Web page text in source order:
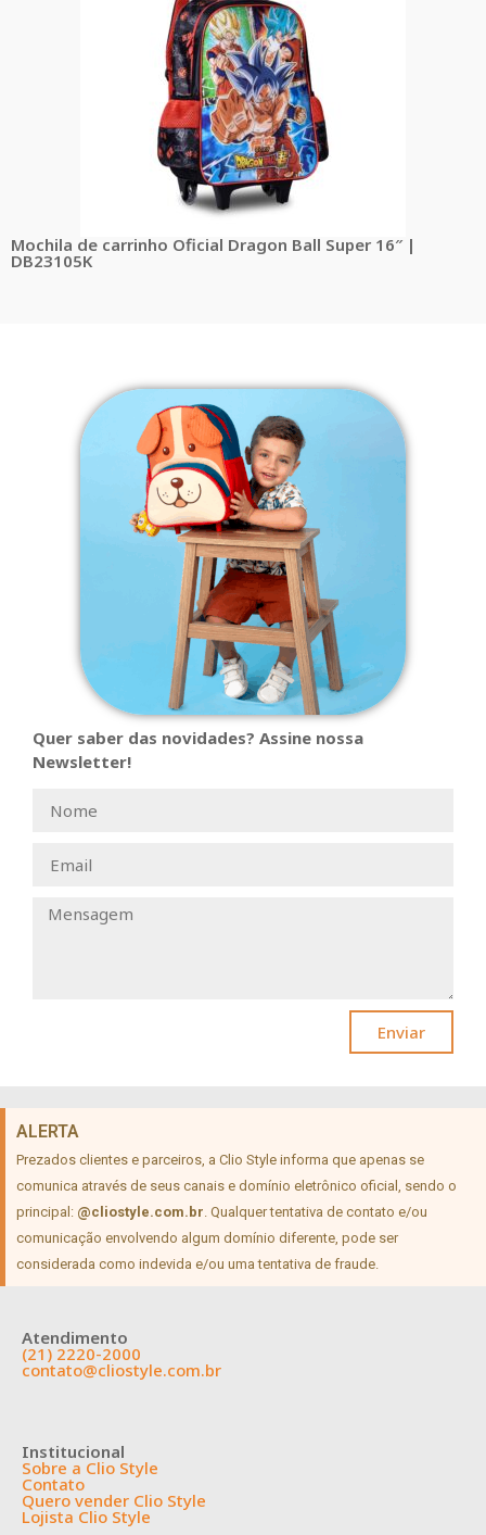
Mochila de carrinho Oficial Dragon Ball Super 16″ |
DB23105K
Quer saber das novidades? Assine nossa
Newsletter!
Enviar
ALERTA
Prezados clientes e parceiros, a Clio Style informa que apenas se
comunica através de seus canais e domínio eletrônico oficial, sendo o
principal: @cliostyle.com.br. Qualquer tentativa de contato e/ou
comunicação envolvendo algum domínio diferente, pode ser
considerada como indevida e/ou uma tentativa de fraude.
Atendimento
(21) 2220-2000
contato@cliostyle.com.br
Institucional
Sobre a Clio Style
Contato
Quero vender Clio Style
Lojista Clio Style